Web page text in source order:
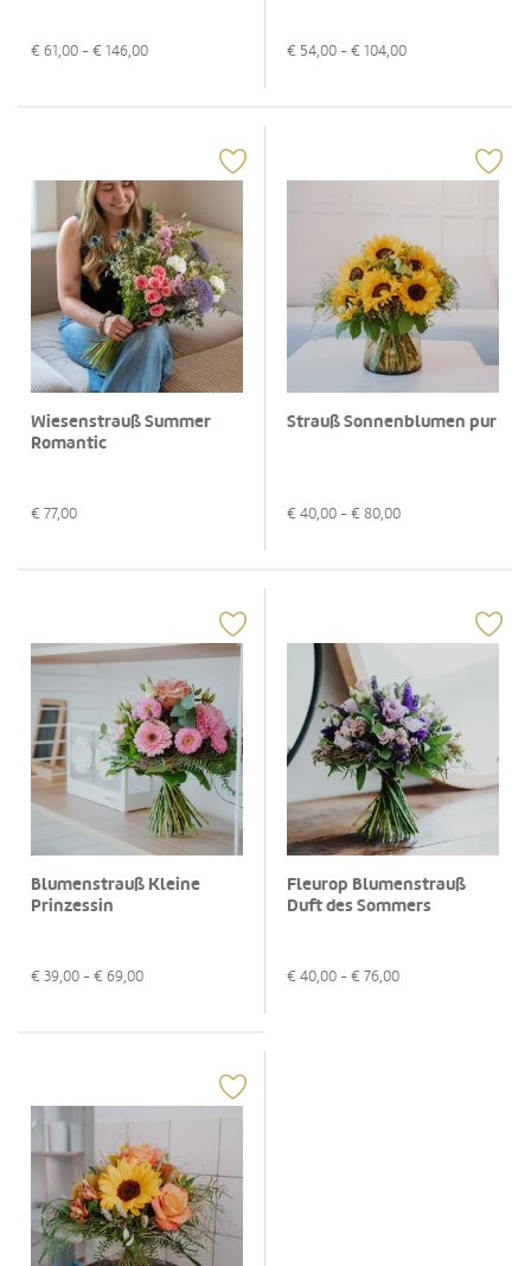
€ 61,00 - € 146,00 € 54,00 - € 104,00
Wiesenstrauß Summer
Romantic
€ 77,00
Strauß Sonnenblumen pur
€ 40,00 - € 80,00
Blumenstrauß Kleine
Prinzessin
€ 39,00 - € 69,00
Fleurop Blumenstrauß
Duft des Sommers
€ 40,00 - € 76,00